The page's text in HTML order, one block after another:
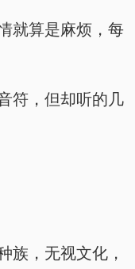
就算是麻烦，每
符，但却听的几
族，无视文化，